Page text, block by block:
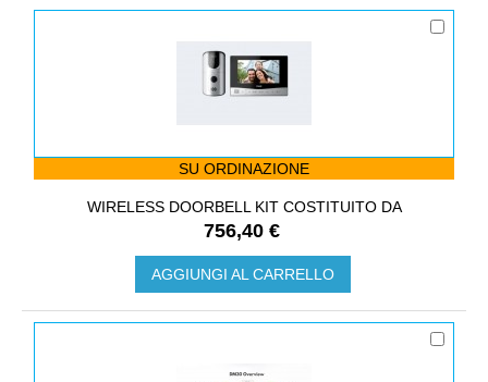
SU ORDINAZIONE
WIRELESS DOORBELL KIT COSTITUITO DA
756,40 €
AGGIUNGI AL CARRELLO